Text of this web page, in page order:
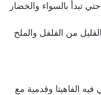
تبدأ بالسواء والخضار
من الفلفل والملح
الفاهيتا وقدمية مع